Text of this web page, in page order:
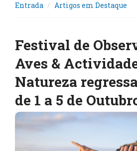
Entrada Artigos em Destaque
Festival de
Aves &
Natureza
de 1 a 5 de